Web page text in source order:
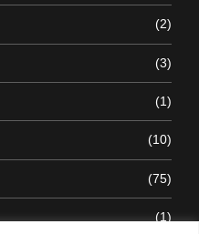
(2)
(3)
(1)
(10)
(75)
(1)